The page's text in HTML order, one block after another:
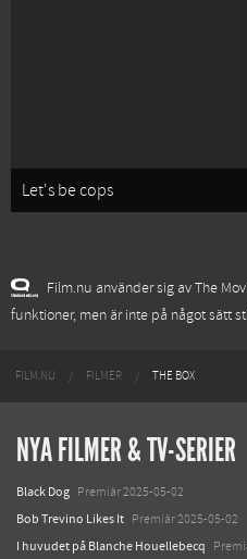
Let's be cops
Film.nu använder sig av The
funktioner, men är inte på något sätt
FILM.NU FILMER THE BOX
NYA FILMER & TV-SERIER
Black Dog Premiär 2025-05-02
Bob Trevino Likes It Premiär 2025-05-02
I huvudet på Blanche Houellebecq